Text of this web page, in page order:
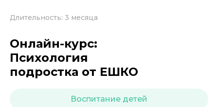
Длительность: 3 месяца
Онлайн-курс:
Психология
подростка от ЕШКО
Воспитание детей